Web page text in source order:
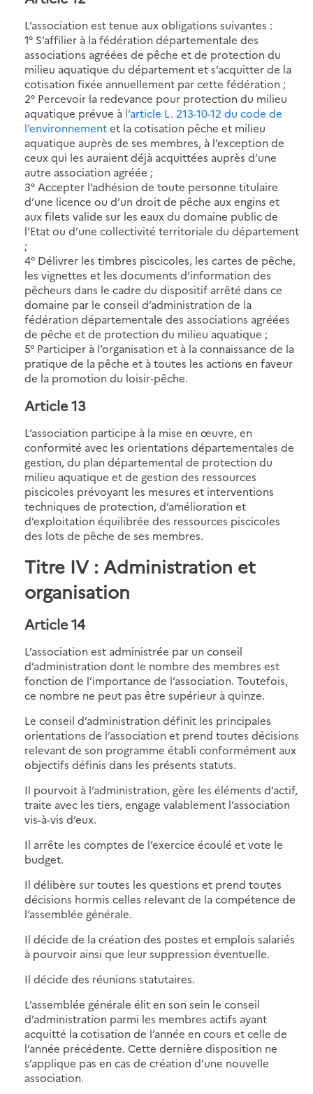
L’association est tenue aux obligations suivantes :
1° S’affilier à la fédération départementale des
associations agréées de pêche et de protection du
milieu aquatique du département et s’acquitter de la
cotisation fixée annuellement par cette fédération ;
2° Percevoir la redevance pour protection du milieu
aquatique prévue à l’article L. 213-10-12 du code de
l’environnementet la cotisation pêche et milieu
aquatique auprès de ses membres, à l’exception de
ceux qui les auraient déjà acquittées auprès d’une
autre association agréée ;
3° Accepter l’adhésion de toute personne titulaire
d’une licence ou d’un droit de pêche aux engins et
aux filets valide sur les eaux du domaine public de
l’Etat ou d’une collectivité territoriale du département
;
4° Délivrer les timbres piscicoles, les cartes de pêche,
les vignettes et les documents d’information des
pêcheurs dans le cadre du dispositif arrêté dans ce
domaine par le conseil d’administration de la
fédération départementale des associations agréées
de pêche et de protection du milieu aquatique ;
5° Participer à l’organisation et à la connaissance de la
pratique de la pêche et à toutes les actions en faveur
de la promotion du loisir-pêche.
Article 13
L’association participe à la mise en œuvre, en
conformité avec les orientations départementales de
gestion, du plan départemental de protection du
milieu aquatique et de gestion des ressources
piscicoles prévoyant les mesures et interventions
techniques de protection, d’amélioration et
d’exploitation équilibrée des ressources piscicoles
des lots de pêche de ses membres.
Titre IV : Administration et
organisation
Article 14
L’association est administrée par un conseil
d’administration dont le nombre des membres est
fonction de l’importance de l’association. Toutefois,
ce nombre ne peut pas être supérieur à quinze.
Le conseil d’administration définit les principales
orientations de l’association et prend toutes décisions
relevant de son programme établi conformément aux
objectifs définis dans les présents statuts.
Il pourvoit à l’administration, gère les éléments d’actif,
traite avec les tiers, engage valablement l’association
vis-à-vis d’eux.
Il arrête les comptes de l’exercice écoulé et vote le
budget.
Il délibère sur toutes les questions et prend toutes
décisions hormis celles relevant de la compétence de
l’assemblée générale.
Il décide de la création des postes et emplois salariés
à pourvoir ainsi que leur suppression éventuelle.
Il décide des réunions statutaires.
L’assemblée générale élit en son sein le conseil
d’administration parmi les membres actifs ayant
acquitté la cotisation de l’année en cours et celle de
l’année précédente. Cette dernière disposition ne
s’applique pas en cas de création d’une nouvelle
association.